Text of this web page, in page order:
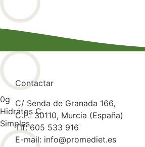
0g
0g
Hidrátos C.
Simples
Contactar
C/ Senda de Granada 166,
C.P.: 30110, Murcia (España)
Tlf: 605 533 916
E-mail: info@promediet.es